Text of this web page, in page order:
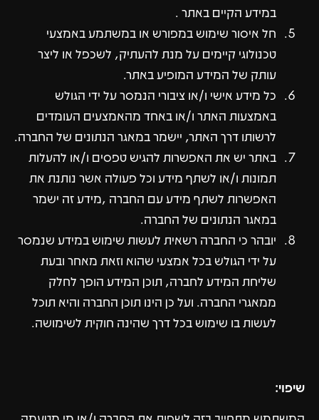
במידע הקיים באתר .
חל איסור שימוש במפורש או במשתמע באמצעי
טכנולוגי קיימים על מנת להעתיק, לשכפל או ליצר
עותק של המידע המופיע באתר.
כל מידע אישי ו/או ציבורי הנמסר על ידי הגולש
באמצעות האתר ו/או באחד מהאמצעים העומדים
לרשותו דרך האתר, יישמר במאגר הנתונים של החברה.
באתר יש את האפשרות להגיש טפסים ו/או להעלות
תמונות ו/או לשתף מידע וכל פעולה אשר נותנת את
האפשרות לשתף מידע עם החברה ,מידע זה ישמר
במאגר הנתונים של החברה.
יובהר כי החברה רשאית לעשות שימוש במידע שנמסר
על ידי הגולש בכל אמצעי שהוא וזאת מאחר ובעת
שליחת המידע לחברה, תוכן המידע הופך לחלק
ממאגרי החברה. ועל כן הינו תוכן החברה והיא תוכל
לעשות בו שימוש בכל דרך שהינה חוקית לשימושה.
שיפוי: